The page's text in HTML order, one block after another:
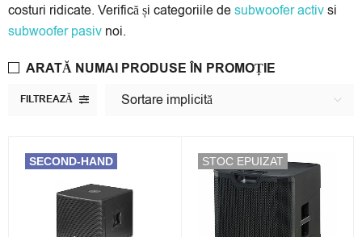
costuri ridicate. Verifică și categoriile desubwoofer activsi
subwoofer pasiv noi.
FILTREAZĂ Sortare implicită
ARATĂ NUMAI PRODUSE ÎN PROMOȚIE
SECOND-HAND STOC EPUIZAT